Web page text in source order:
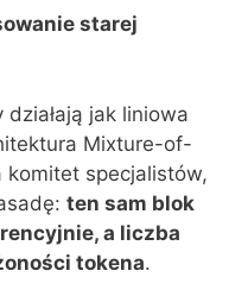
starej
jak liniowa
Mixture-of-
komitet specjalistów,
ten sam blok
a liczba
tokena.